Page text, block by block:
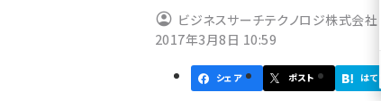
ビジネスサーチテクノロジ株式会社
2017年3月8日 10:59
シェア ポスト はてブ